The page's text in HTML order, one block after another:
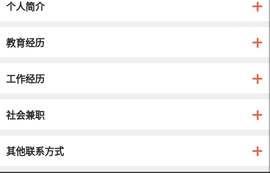
个人简介
教育经历
工作经历
社会兼职
其他联系方式